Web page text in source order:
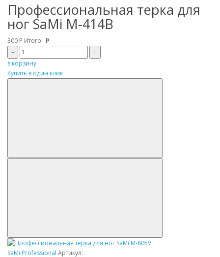
Профессиональная терка для
ног SaMi M-414B
300 Р Итого: Р
–
+
в корзину
Купить в один клик
SaMi Professional Артикул: